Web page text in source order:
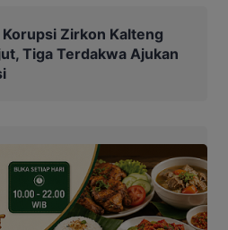
Korupsi Zirkon Kalteng
Tiga Terdakwa Ajukan